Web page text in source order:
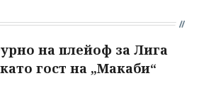
на плейоф за Лига
гост на „Макаби“